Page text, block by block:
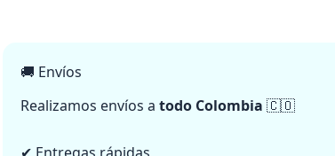
🚚 Envíos
Realizamos envíos a todo Colombia 🇨🇴
✔ Entregas rápidas